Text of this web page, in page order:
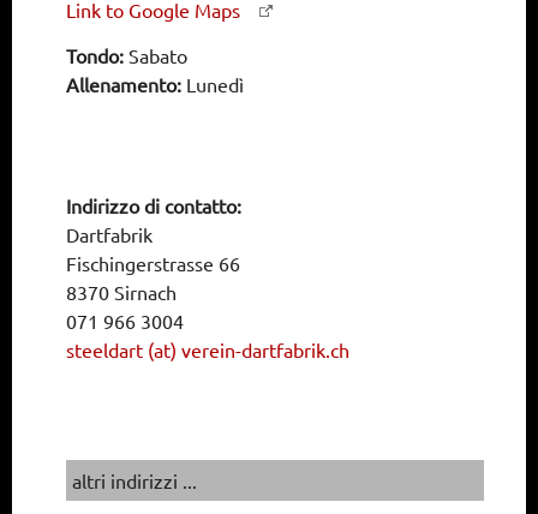
Link to Google Maps
Tondo: Sabato
Allenamento: Lunedì
Indirizzo di contatto:
Dartfabrik
Fischingerstrasse 66
8370 Sirnach
071 966 3004
steeldart (at) verein-dartfabrik.ch
altri indirizzi ...